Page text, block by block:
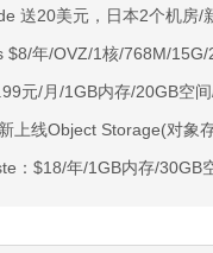
准区/国内优化网络
Ryzen7950x/4GB/
空间/6TB流量/10Gbps端
付61元起
利亚VPS九折
送20美元，日本2个机房/
$8/年/OVZ/1核/768M/15G/
元/月/1GB内存/20GB空
上线Object Storage(对象
：$18/年/1GB内存/30GB